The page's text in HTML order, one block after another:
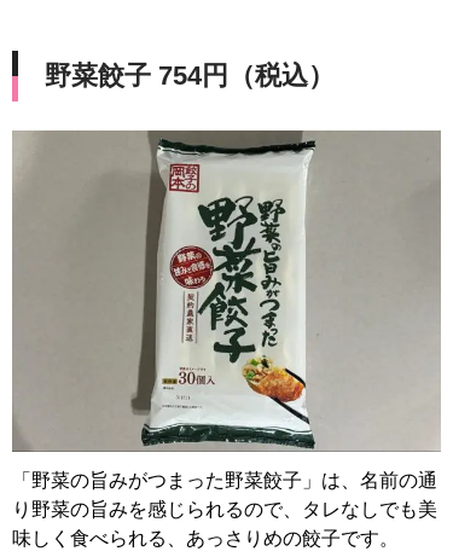
野菜餃子 754円（税込）
「野菜の旨みがつまった野菜餃子」は、名前の通
り野菜の旨みを感じられるので、タレなしでも美
味しく食べられる、あっさりめの餃子です。